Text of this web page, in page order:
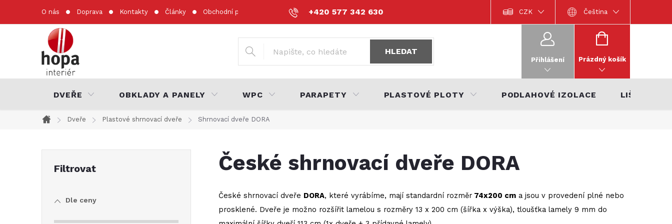
+420 577 342 630
O nás Doprava Kontakty Články Obchodní podmínky Podmínky ochrany osobních údajů Dokumentace k výrobkům Katalog interiérů 2022
CZK Čeština
HLEDAT
Přihlášení
NÁKUPNÍ
Prázdný košík
DVEŘE OBKLADY A PANELY WPC PARAPETY PLASTOVÉ PLOTY PODLAHOVÉ IZOLACE LIŠTY
Domů
Dveře Plastové shrnovací dveře Shrnovací dveře DORA
Dle ceny
České shrnovací dveře DORA
České shrnovací dveře DORA, které vyrábíme, mají standardní rozměr 74x200 cm a jsou v provedení plné nebo
prosklené. Dveře je možno rozšířit lamelou s rozměry 13 x 200 cm (šířka x výška), tloušťka lamely 9 mm do